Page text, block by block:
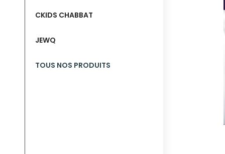
CKIDS CHABBAT
JEWQ
TOUS NOS PRODUITS